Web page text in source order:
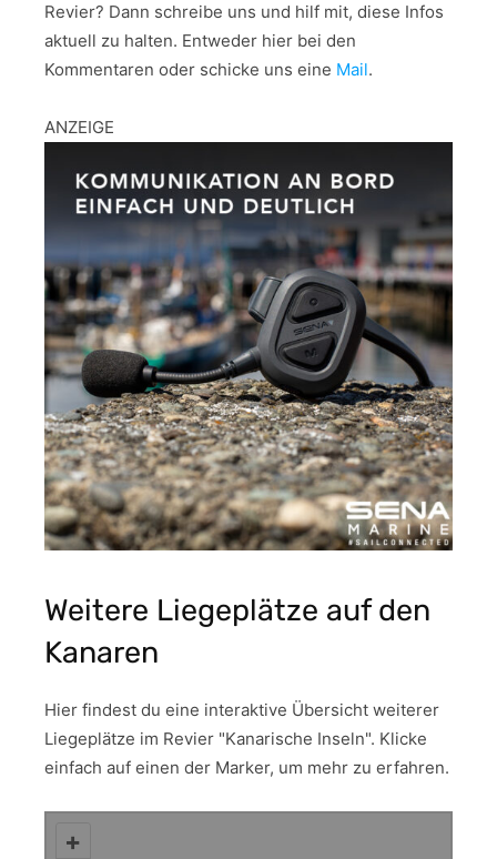
Revier? Dann schreibe uns und hilf mit, diese Infos
aktuell zu halten. Entweder hier bei den
Kommentaren oder schicke uns eine Mail.
ANZEIGE
Weitere Liegeplätze auf den
Kanaren
Hier findest du eine interaktive Übersicht weiterer
Liegeplätze im Revier "Kanarische Inseln". Klicke
einfach auf einen der Marker, um mehr zu erfahren.
+